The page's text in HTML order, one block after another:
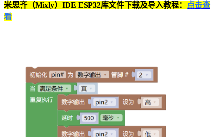
米思齐（Mixly）IDE ESP32库文件下载及导入教程：
点击查
看